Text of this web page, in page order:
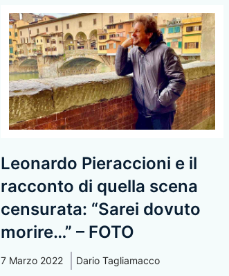
Leonardo Pieraccioni e il
racconto di quella scena
censurata: “Sarei dovuto
morire…” – FOTO
7 Marzo 2022 Dario Tagliamacco